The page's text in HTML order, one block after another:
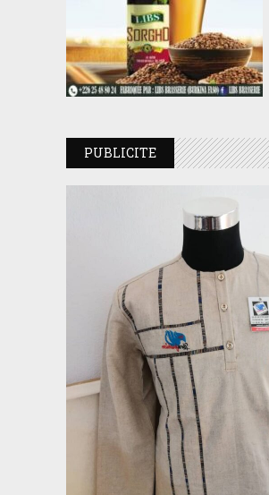
PUBLICITE